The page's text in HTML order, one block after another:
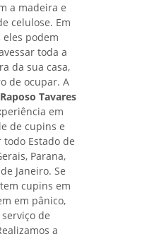
a madeira e
celulose. Em
eles podem
toda a
da sua casa,
de ocupar. A
Tavares
em
de cupins e
Estado de
Parana,
Janeiro. Se
cupins em
em pânico,
de
a